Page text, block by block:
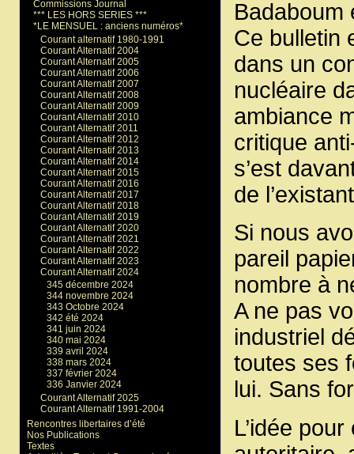
Badaboum
Ce bulletin
dans un
nucléaire
ambiance
critique
s’est
de
Si nous
pareil
nombre à
A ne pas
industriel
toutes ses
lui. Sans
L’idée
Commissions Journal
*** LES HORS SERIES ***
*LE MENSUEL : anciens numéros*
Courant alternatif 1980-1991
Courant Alternatif 2004
Courant Alternatif 2005
Courant Alternatif 2006
Courant Alternatif 2007
Courant Alternatif 2008
Courant Alternatif 2009
Courant Alternatif 2010
Courant Alternatif 2011
Courant Alternatif 2012
Courant Alternatif 2013
Courant Alternatif 2014
Courant Alternatif 2015
Courant Alternatif 2016
Courant Alternatif 2017
Courant Alternatif 2018
Courant Alternatif 2019
Courant Alternatif 2020
Courant Alternatif 2021
Courant Alternatif 2022
Courant Alternatif 2023
Courant Alternatif 2024
345 décembre 2024
344 novembre 2024
343 Octobre 2024
342 été 2024
341 juin 2024
340 mai 2024
339 avril 2024
338 mars 2024
337 février 2024
336 Janvier 2024
Courant Alternatif 2025
Courant Alternatif 1991-2004
Rencontres libertaires d’été
Nos Publications
Textes